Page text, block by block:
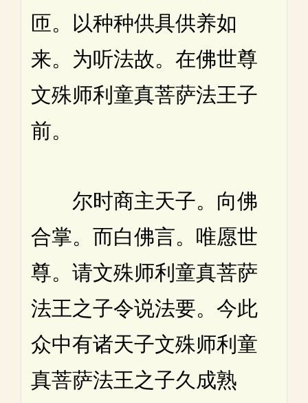
匝。以种种供具供养如
来。为听法故。在佛世尊
文殊师利童真菩萨法王子
前。
尔时商主天子。向佛
合掌。而白佛言。唯愿世
尊。请文殊师利童真菩萨
法王之子令说法要。今此
众中有诸天子文殊师利童
真菩萨法王之子久成熟